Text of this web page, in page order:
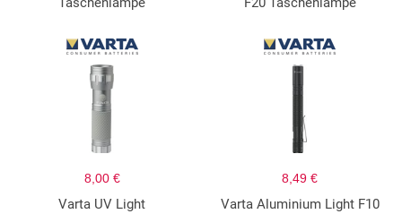
8,00 €
Varta UV Light
8,49 €
Varta Aluminium Light F10